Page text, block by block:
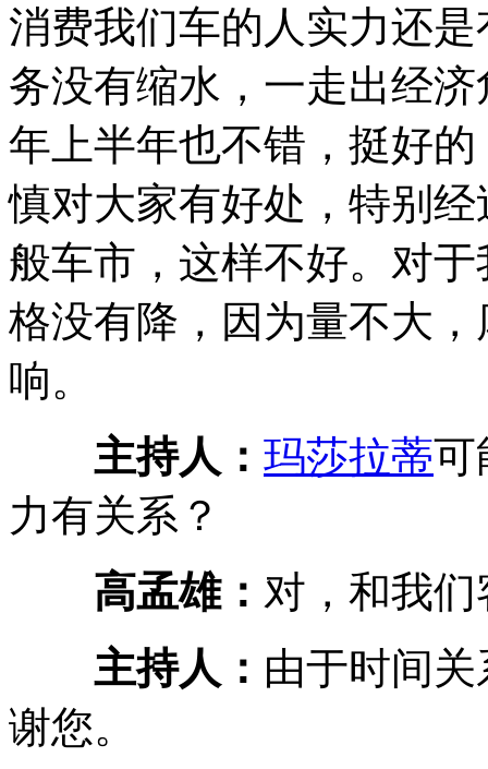
消费我们车的人实力还
务没有缩水，一走出经
年上半年也不错，挺好
慎对大家有好处，特别
般车市，这样不好。对
格没有降，因为量不大
响。
主持人： 玛莎拉蒂可
力有关系？
高孟雄： 对，和我
主持人： 由于时间
谢您。